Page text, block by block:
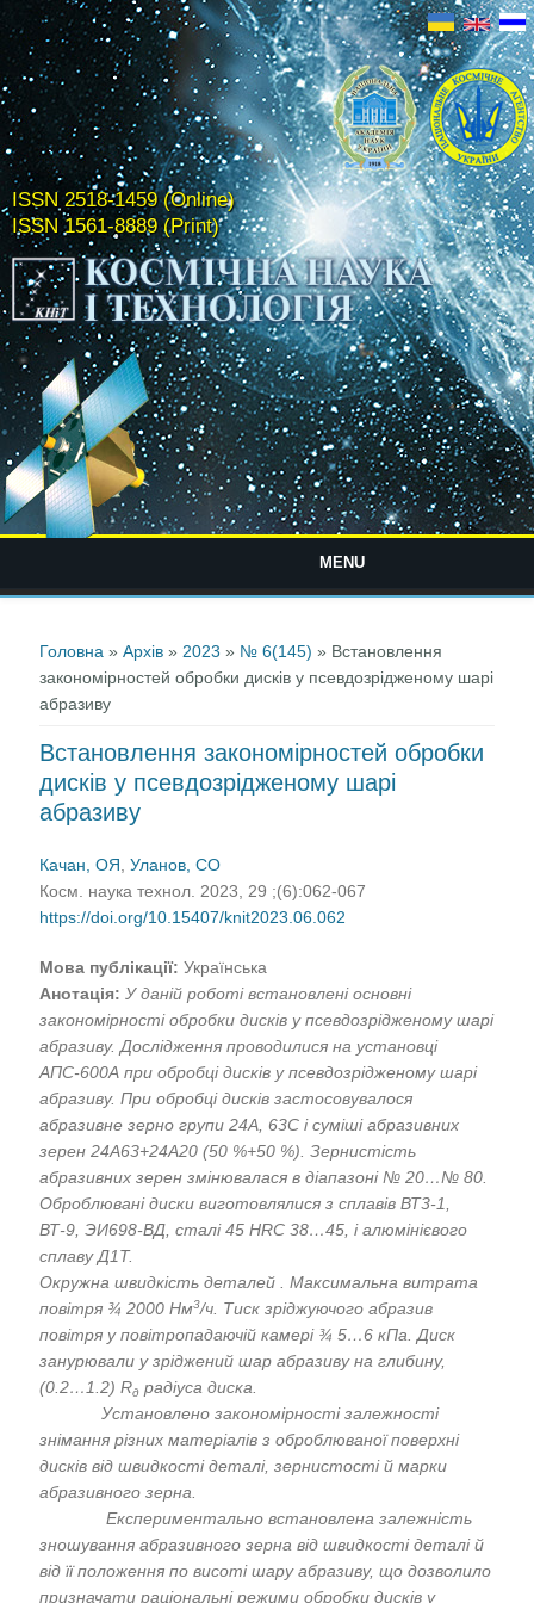
ISSN 2518-1459 (Online)
ISSN 1561-8889 (Print)
MENU
Головна »Архів » 2023 » № 6(145) » Встановлення
закономірностей обробки дисків у псевдозрідженому шарі
абразиву
Встановлення закономірностей обробки
дисків у псевдозрідженому шарі
абразиву
Качан, ОЯ ,Уланов, СО
Косм. наука технол. 2023, 29 ;(6):062-067
https://doi.org/10.15407/knit2023.06.062
Мова публікації: Українська
Анотація:У даній роботівстановлені основні
закономірності обробки дисків у псевдозрідженому шарі
абразиву. Дослідження проводилися на установці
АПС-600А при обробці дисків у псевдозрідженому шарі
абразиву. При обробці дисків застосовувалося
абразивне зерно групи 24А, 63С і суміші абразивних
зерен 24А63+24А20 (50 %+50 %). Зернистість
абразивних зерен змінювалася в діапазоні № 20…№ 80.
Оброблювані диски виготовлялися з сплавів ВТ3-1
ВТ-9 ЭИ698-ВД сталі 45 HRC 38…45, і алюмінієвого
сплаву Д1Т.
Окружна швидкість деталей . Максимальна витрата
повітря ¾ 2000 Нм3/ч. Тиск зріджуючого абразив
повітря у повітропадаючій камері ¾ 5…6 кПа. Диск
занурювали у зріджений шар абразиву на глибину,
(0 .2…1 .2) Rд радіуса диска.
Установлено закономірності залежності
знімання різних матеріалів з оброблюваної поверхні
дисків від швидкості деталі, зернистості й марки
абразивного зерна.
Експериментально встановлена залежність
зношування абразивного зерна від швидкості деталі й
від її положення по висоті шару абразиву, що дозволило
призначати раціональні режими обробки дисків у